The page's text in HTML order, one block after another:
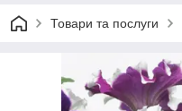
Товари та послуги